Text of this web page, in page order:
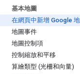
基本地圖
在網頁中新增 Google
地圖事件
地圖控制項
控制縮放和平移
算繪類型 (光柵和向量)